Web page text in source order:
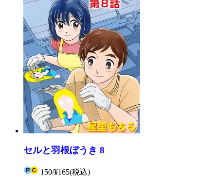
セルと羽根ぼうき 8
150/¥165(税込)